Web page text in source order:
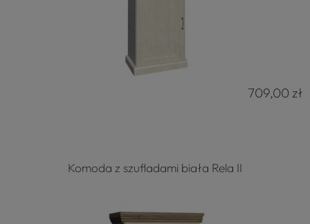
709,00 zł
Komoda z szufladami biała Rela II